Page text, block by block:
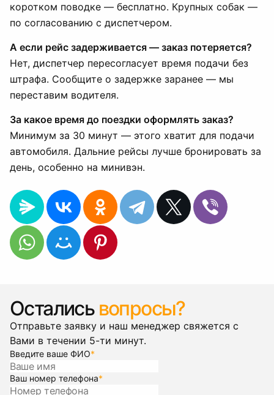
коротком поводке — бесплатно. Крупных собак —
по согласованию с диспетчером.
А если рейс задерживается — заказ потеряется?
Нет, диспетчер пересогласует время подачи без
штрафа. Сообщите о задержке заранее — мы
переставим водителя.
За какое время до поездки оформлять заказ?
Минимум за 30 минут — этого хватит для подачи
автомобиля. Дальние рейсы лучше бронировать за
день, особенно на минивэн.
Остались вопросы?
Отправьте заявку и наш менеджер свяжется с
Вами в течении 5-ти минут.
Введите ваше ФИО*
Ваш номер телефона*